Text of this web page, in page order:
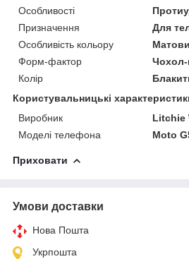
Особливості
Призначення
Для
Особливість кольору
Форм-фактор
Чохол-
Колір
Користувальницькі
Виробник
Litchie
Моделі телефона
Moto
Приховати
Умови доставки
Нова Пошта
Укрпошта